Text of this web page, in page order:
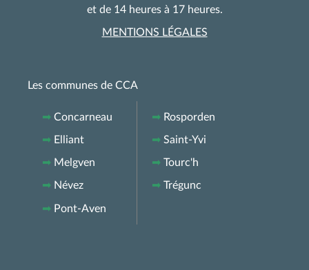
et de 14 heures à 17 heures.
MENTIONS LÉGALES
Les communes de CCA
➡ Concarneau
➡ Elliant
➡ Melgven
➡ Névez
➡ Pont-Aven
➡ Rosporden
➡ Saint-Yvi
➡ Tourc'h
➡ Trégunc